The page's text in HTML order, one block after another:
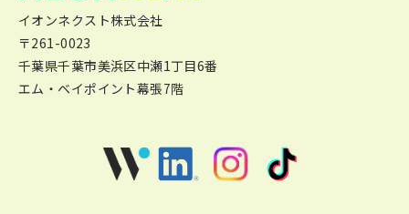
イオンネクスト株式会社
〒261-0023
千葉県千葉市美浜区中瀬1丁目6番
エム・ベイポイント幕張7階